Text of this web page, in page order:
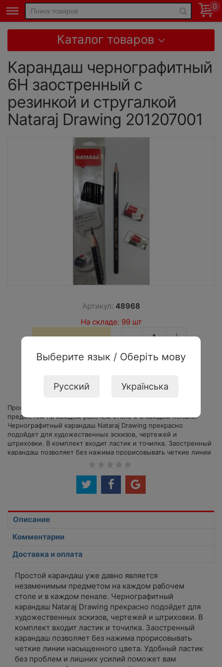
0
Выберите язык / Оберіть мову
Русский Українська
Каталог товаров
Карандаш чернографитный
6H заостренный с
резинкой и стругалкой
Nataraj Drawing 201207001
Артикул: 48968
На складе: 99 шт
Купить
− +
Простой карандаш уже давно является незаменимым
предметом на каждом рабочем столе и в каждом пенале.
Чернографитный карандаш Nataraj Drawing прекрасно
подойдет для художественных эскизов, чертежей и
штриховки. В комплект входит ластик и точилка. Заостренный
карандаш позволяет без нажима прорисовывать четкие линии
легко затачивается и не содержит токсичных веществ.
Твердость стержня: 6H.
Описание
Комментарии
Доставка и оплата
Простой карандаш уже давно является
незаменимым предметом на каждом рабочем
столе и в каждом пенале. Чернографитный
карандаш Nataraj Drawing прекрасно подойдет для
художественных эскизов, чертежей и штриховки. В
комплект входит ластик и точилка. Заостренный
карандаш позволяет без нажима прорисовывать
четкие линии насыщенного цвета. Удобный ластик
без проблем и лишних усилий поможет вам